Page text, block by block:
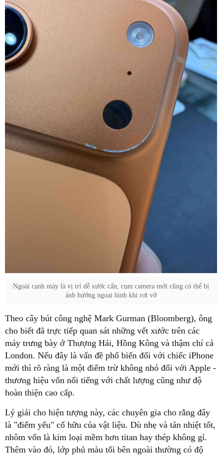
Ngoài cạnh máy là vị trí dễ xước cấn, cụm camera mới cũng có thể bị
ảnh hưởng ngoại hình khi rơi vỡ
Theo cây bút công nghệ Mark Gurman (Bloomberg), ông
cho biết đã trực tiếp quan sát những vết xước trên các
máy trưng bày ở Thượng Hải, Hồng Kông và thậm chí cả
London. Nếu đây là vấn đề phổ biến đối với chiếc iPhone
mới thì rõ ràng là một điểm trừ không nhỏ đối với Apple -
thương hiệu vốn nổi tiếng với chất lượng cũng như độ
hoàn thiện cao cấp.
Lý giải cho hiện tượng này, các chuyên gia cho rằng đây
là "điểm yếu" cố hữu của vật liệu. Dù nhẹ và tản nhiệt tốt,
nhôm vốn là kim loại mềm hơn titan hay thép không gỉ.
Thêm vào đó, lớp phủ màu tối bên ngoài thường có độ